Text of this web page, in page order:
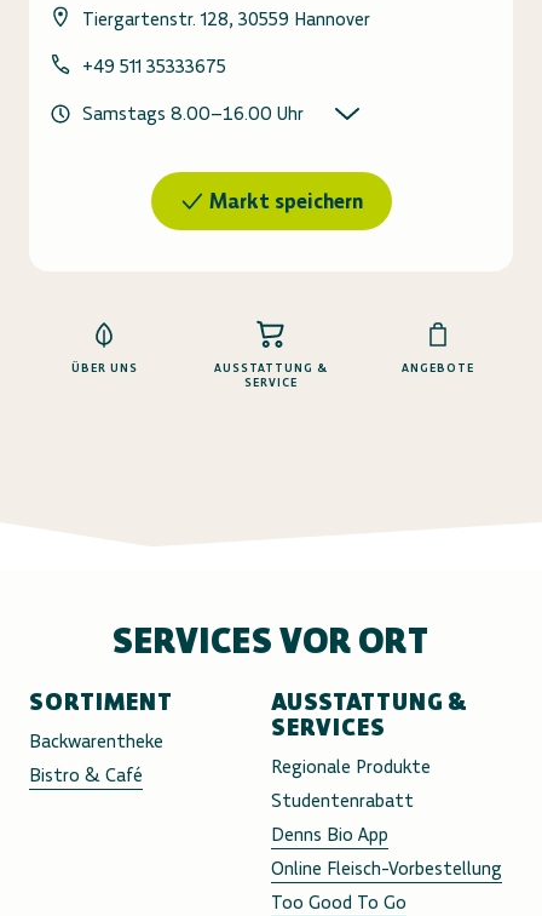
Tiergartenstr. 128, 30559 Hannover
+49 511 35333675
Samstags 8.00–16.00 Uhr
Markt speichern
ÜBER UNS
AUSSTATTUNG &
SERVICE
ANGEBOTE
SERVICES VOR ORT
SORTIMENT
Backwarentheke
Bistro & Café
AUSSTATTUNG &
SERVICES
Regionale Produkte
Studentenrabatt
Denns Bio App
Online Fleisch-Vorbestellung
Too Good To Go